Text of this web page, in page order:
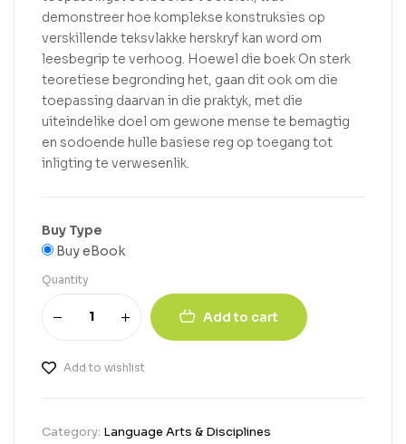
demonstreer hoe komplekse konstruksies op
verskillende teksvlakke herskryf kan word om
leesbegrip te verhoog. Hoewel die boek On sterk
teoretiese begronding het, gaan dit ook om die
toepassing daarvan in die praktyk, met die
uiteindelike doel om gewone mense te bemagtig
en sodoende hulle basiese reg op toegang tot
inligting te verwesenlik.
Buy Type
Buy eBook
Quantity
Add to cart
Add to wishlist
Category: Language Arts & Disciplines